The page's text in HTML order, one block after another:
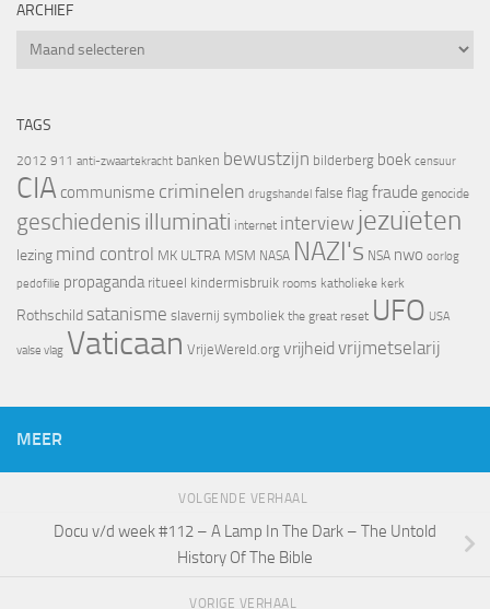
ARCHIEF
Archief
TAGS
2012 911 anti-zwaartekracht banken bewustzijn bilderberg boek censuur
CIA communisme criminelen drugshandel false flag fraude genocide
geschiedenis illuminati internet interview jezuïeten
lezing mind control MK ULTRA MSM NASA NAZI's NSA nwo oorlog
pedofilie propaganda ritueel kindermisbruik rooms katholieke kerk
Rothschild satanisme slavernij symboliek the great reset UFO USA
valse vlag Vaticaan VrijeWereld.org vrijheid vrijmetselarij
MEER
VOLGENDE VERHAAL
Docu v/d week #112 – A Lamp In The Dark – The Untold
History Of The Bible
VORIGE VERHAAL